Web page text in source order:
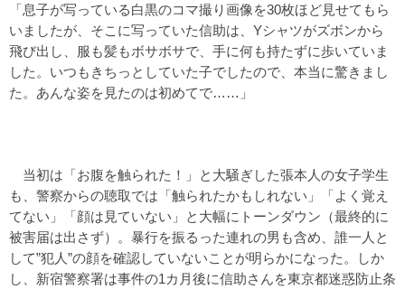
「息子が写っている白黒のコマ撮り画像を30枚ほど見せてもら
いましたが、そこに写っていた信助は、Yシャツがズボンから
飛び出し、服も髪もボサボサで、手に何も持たずに歩いていま
した。いつもきちっとしていた子でしたので、本当に驚きまし
た。あんな姿を見たのは初めてで……」
当初は「お腹を触られた！」と大騒ぎした張本人の女子学生
も、警察からの聴取では「触られたかもしれない」「よく覚え
てない」「顔は見ていない」と大幅にトーンダウン（最終的に
被害届は出さず）。暴行を振るった連れの男も含め、誰一人と
して”犯人”の顔を確認していないことが明らかになった。しか
し、新宿警察署は事件の1カ月後に信助さんを東京都迷惑防止条